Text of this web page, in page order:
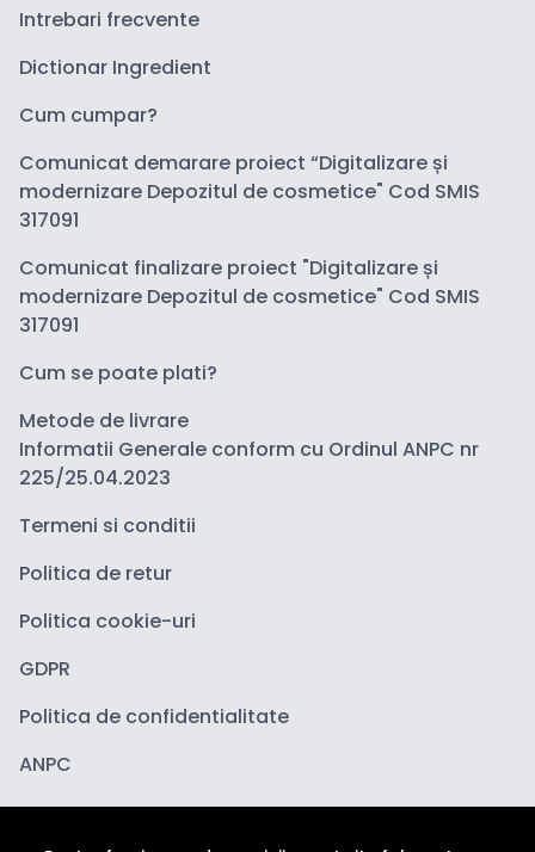
Intrebari frecvente
Dictionar Ingredient
Cum cumpar?
Comunicat demarare proiect “Digitalizare și
modernizare Depozitul de cosmetice" Cod SMIS
317091
Comunicat finalizare proiect "Digitalizare și
modernizare Depozitul de cosmetice" Cod SMIS
317091
Cum se poate plati?
Metode de livrare
Informatii Generale conform cu Ordinul ANPC nr
225/25.04.2023
Termeni si conditii
Politica de retur
Politica cookie-uri
GDPR
Politica de confidentialitate
ANPC